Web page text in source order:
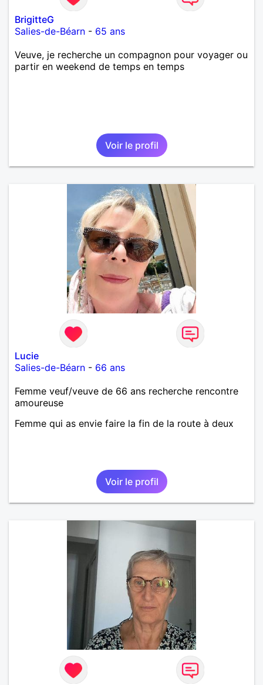
BrigitteG
Salies-de-Béarn - 65 ans
Veuve, je recherche un compagnon pour voyager ou
partir en weekend de temps en temps
Voir le profil
Lucie
Salies-de-Béarn - 66 ans
Femme veuf/veuve de 66 ans recherche rencontre
amoureuse
Femme qui as envie faire la fin de la route à deux
Voir le profil